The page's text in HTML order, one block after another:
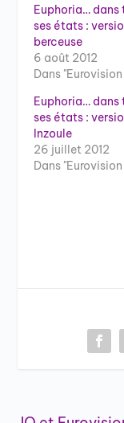
Euphoria… dans
ses états :
berceuse
6 août 2012
Dans
Euphoria… dans
ses états :
Inzoule
26 juillet 2012
Dans